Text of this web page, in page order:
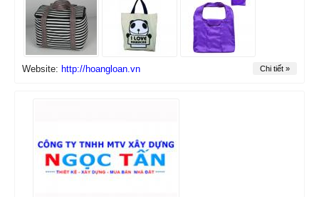
Website: http://hoangloan.vn Chi tiết »